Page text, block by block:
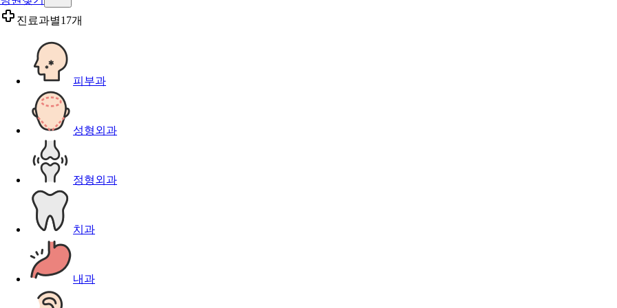
진료과별17개
피부과
성형외과
정형외과
치과
내과